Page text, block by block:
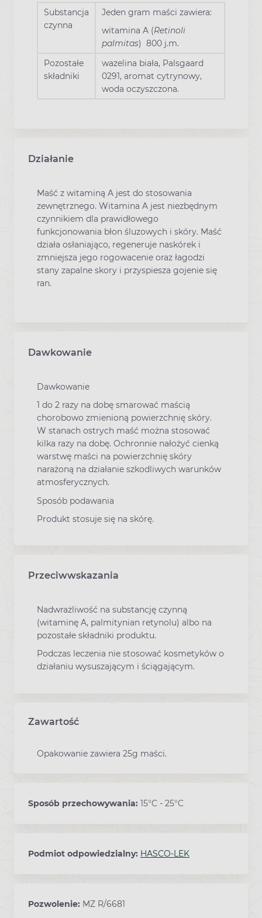
Substancja
czynna
Jeden gram maści zawiera:
witamina A (Retinoli
palmitas) 800 j.m.
Pozostałe
składniki
wazelina biała, Palsgaard
0291, aromat cytrynowy,
woda oczyszczona.
Działanie
Maść z witaminą A jest do stosowania
zewnętrznego. Witamina A jest niezbędnym
czynnikiem dla prawidłowego
funkcjonowania błon śluzowych i skóry. Maść
działa osłaniająco, regeneruje naskórek i
zmniejsza jego rogowacenie oraz łagodzi
stany zapalne skory i przyspiesza gojenie się
ran.
Dawkowanie
Dawkowanie
1 do 2 razy na dobę smarować maścią
chorobowo zmienioną powierzchnię skóry.
W stanach ostrych maść można stosować
kilka razy na dobę. Ochronnie nałożyć cienką
warstwę maści na powierzchnię skóry
narażoną na działanie szkodliwych warunków
atmosferycznych.
Sposób podawania
Produkt stosuje się na skórę.
Przeciwwskazania
Nadwrażliwość na substancję czynną
(witaminę A, palmitynian retynolu) albo na
pozostałe składniki produktu.
Podczas leczenia nie stosować kosmetyków o
działaniu wysuszającym i ściągającym.
Zawartość
Opakowanie zawiera 25g maści.
Sposób przechowywania: 15°C - 25°C
Podmiot odpowiedzialny: HASCO-LEK
Pozwolenie: MZ R/6681